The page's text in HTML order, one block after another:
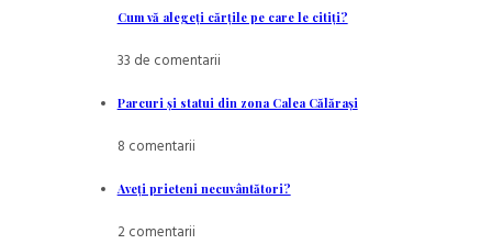
Cum vă alegeţi cărţile pe care le citiţi?
33 de comentarii
Parcuri şi statui din zona Calea Călăraşi
8 comentarii
Aveţi prieteni necuvântători?
2 comentarii